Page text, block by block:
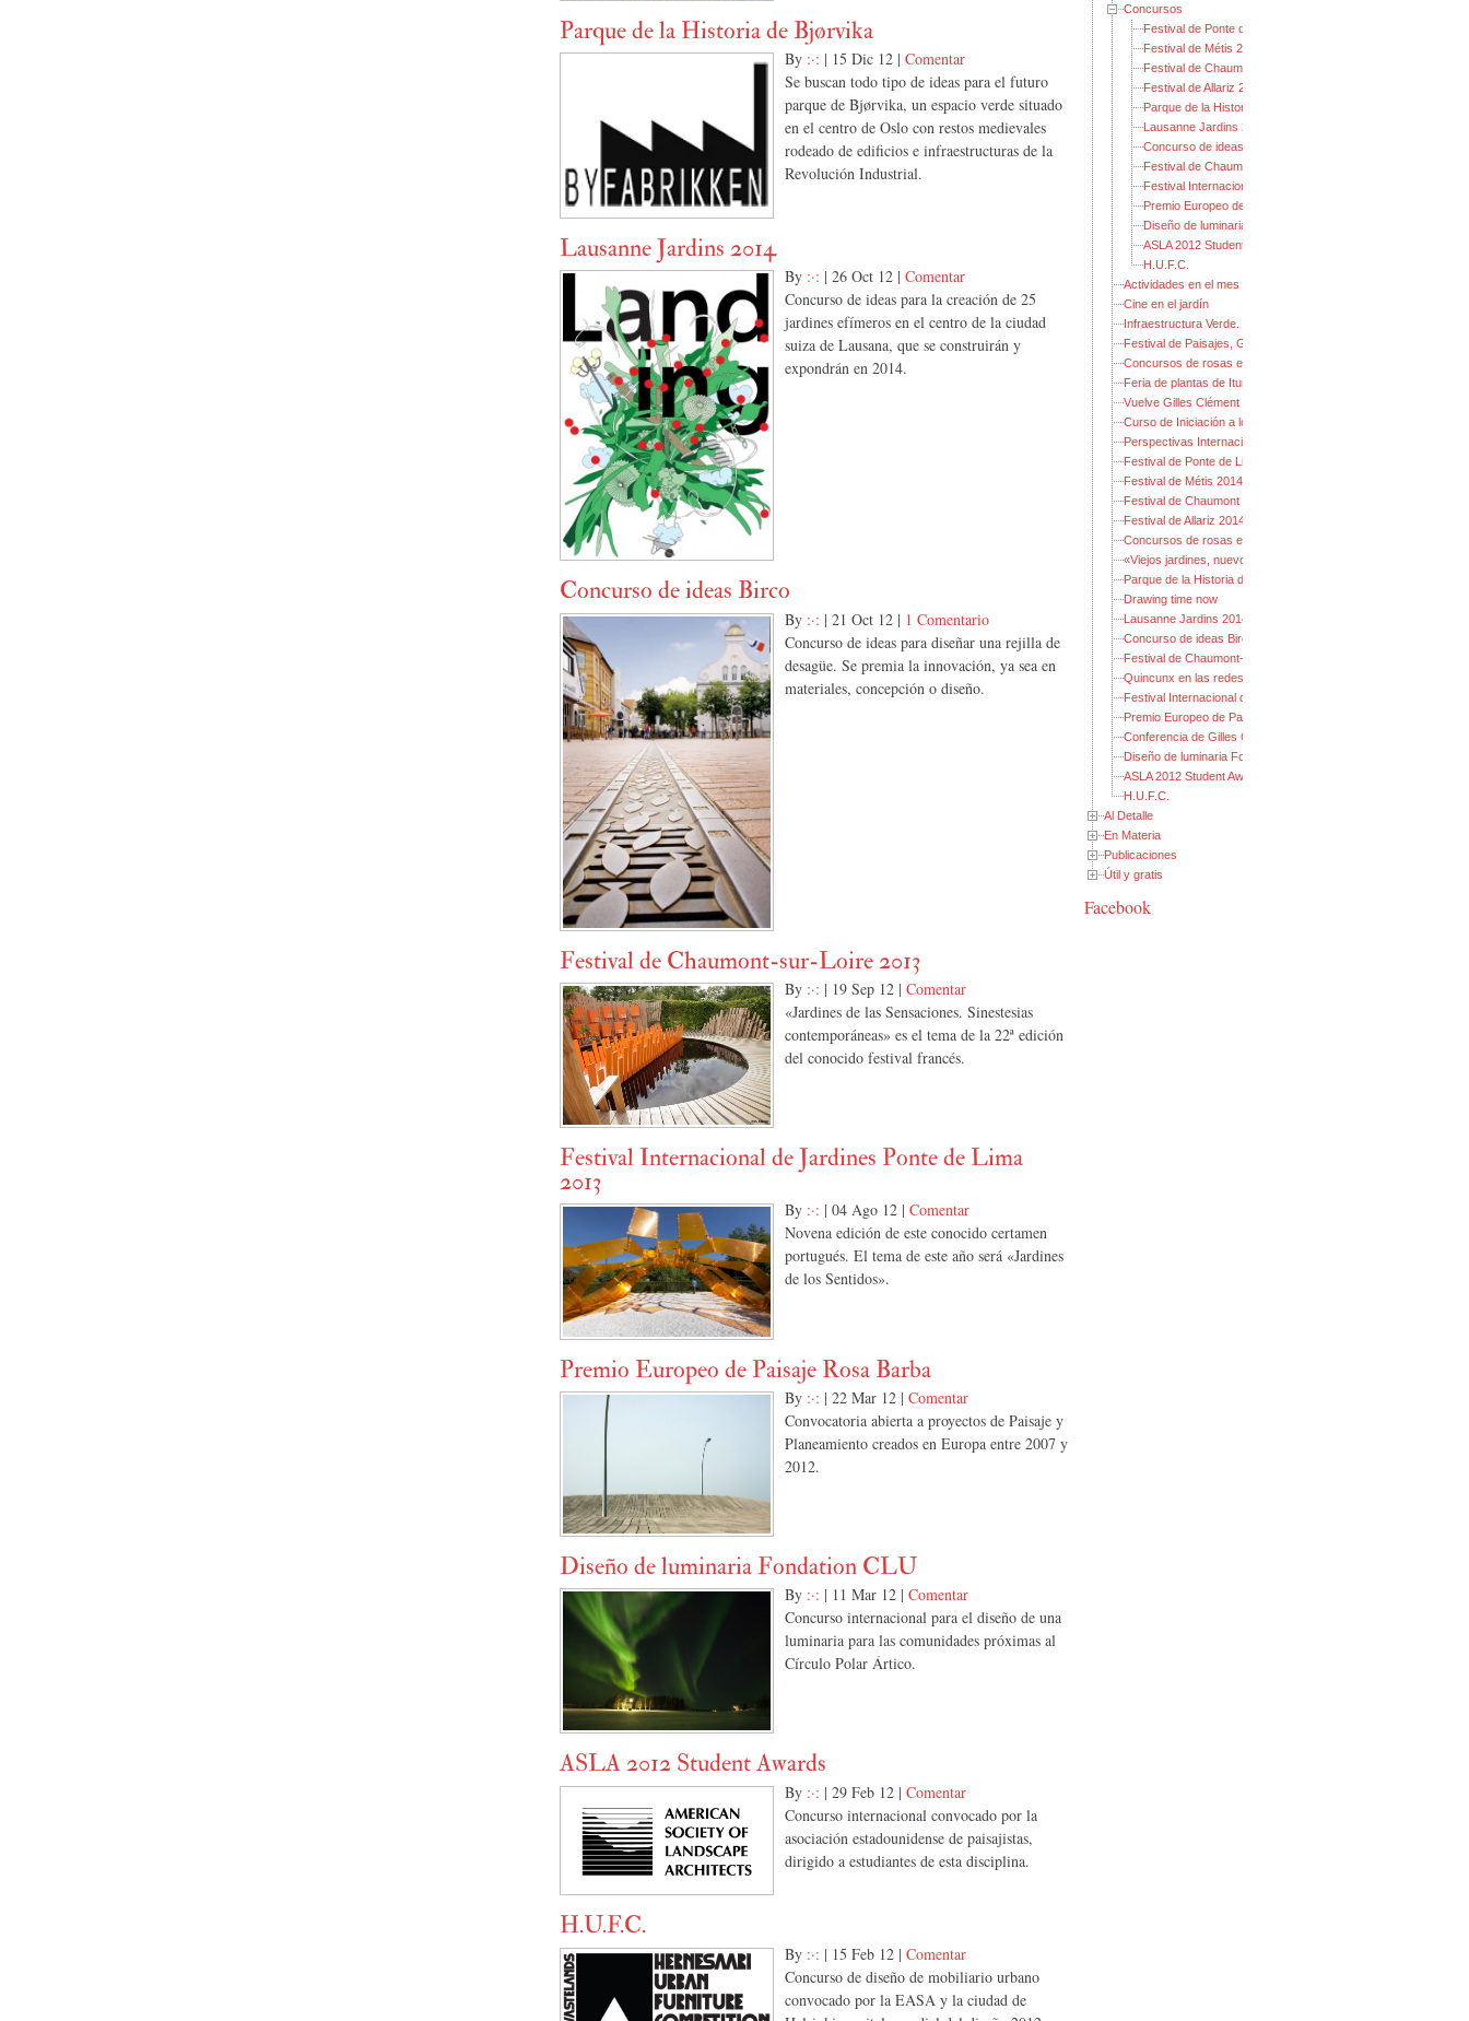
Parque de la Historia de Bjørvika
By :·: | 15 Dic 12 | Comentar
Se buscan todo tipo de ideas para el futuro
parque de Bjørvika, un espacio verde situado
en el centro de Oslo con restos medievales
rodeado de edificios e infraestructuras de la
Revolución Industrial.
Lausanne Jardins 2014
By :·: | 26 Oct 12 | Comentar
Concurso de ideas para la creación de 25
jardines efímeros en el centro de la ciudad
suiza de Lausana, que se construirán y
expondrán en 2014.
Concurso de ideas Birco
By :·: | 21 Oct 12 | 1 Comentario
Concurso de ideas para diseñar una rejilla de
desagüe. Se premia la innovación, ya sea en
materiales, concepción o diseño.
Festival de Chaumont-sur-Loire 2013
By :·: | 19 Sep 12 | Comentar
«Jardines de las Sensaciones. Sinestesias
contemporáneas» es el tema de la 22ª edición
del conocido festival francés.
Festival Internacional de Jardines Ponte de Lima
2013
By :·: | 04 Ago 12 | Comentar
Novena edición de este conocido certamen
portugués. El tema de este año será «Jardines
de los Sentidos».
Premio Europeo de Paisaje Rosa Barba
By :·: | 22 Mar 12 | Comentar
Convocatoria abierta a proyectos de Paisaje y
Planeamiento creados en Europa entre 2007 y
2012.
Diseño de luminaria Fondation CLU
By :·: | 11 Mar 12 | Comentar
Concurso internacional para el diseño de una
luminaria para las comunidades próximas al
Círculo Polar Ártico.
ASLA 2012 Student Awards
By :·: | 29 Feb 12 | Comentar
Concurso internacional convocado por la
asociación estadounidense de paisajistas,
dirigido a estudiantes de esta disciplina.
H.U.F.C.
By :·: | 15 Feb 12 | Comentar
Concurso de diseño de mobiliario urbano
convocado por la EASA y la ciudad de
Concursos
Festival de Ponte de Lima 2014: Jardines de Fiesta
Festival de Métis 2014
Festival de Chaumont 2014: Jardines de los pecados
Festival de Allariz 2014
Parque de la Historia de Bjørvika
Lausanne Jardins 2014
Concurso de ideas Birco
Festival de Chaumont-sur-Loire 2013
Festival Internacional de Jardines Ponte de Lima 2013
Premio Europeo de Paisaje Rosa Barba
Diseño de luminaria Fondation CLU
ASLA 2012 Student Awards
H.U.F.C.
Actividades en el mes mundial de la Arquitectura del Paisaje
Cine en el jardín
Infraestructura Verde. Explorando el alcance de un concepto
Festival de Paisajes, Gestos y Jardines 2014
Concursos de rosas en Madrid 2014
Feria de plantas de Iturraran: guía para no perderse
Vuelve Gilles Clément
Curso de Iniciación a los GIS
Perspectivas Internacionales en Diseño de Plantaciones 2013
Festival de Ponte de Lima 2014: Jardines de Fiesta
Festival de Métis 2014
Festival de Chaumont 2014: Jardines de los pecados capitales
Festival de Allariz 2014
Concursos de rosas en Madrid 2013
«Viejos jardines, nuevos parques» 2013
Parque de la Historia de Bjørvika
Drawing time now
Lausanne Jardins 2014
Concurso de ideas Birco
Festival de Chaumont-sur-Loire 2013
Quincunx en las redes sociales
Festival Internacional de Jardines Ponte de Lima 2013
Premio Europeo de Paisaje Rosa Barba
Conferencia de Gilles Clément
Diseño de luminaria Fondation CLU
ASLA 2012 Student Awards
H.U.F.C.
Al Detalle
En Materia
Publicaciones
Útil y gratis
Facebook